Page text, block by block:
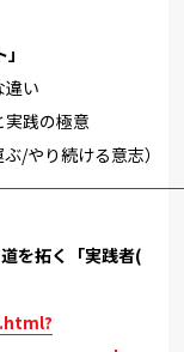
違い
実践の極意
/やり続ける意志）
を拓く「実践者(